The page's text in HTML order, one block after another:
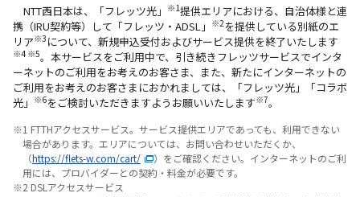
NTT西日本は、「フレッツ光」 ※1提供エリアにおける、自治体様と連
携（IRU契約等）して「フレッツ・ADSL」 ※2 を提供している別紙のエ
リア※3 について、新規申込受付およびサービス提供を終了いたします
※4 ※5。本サービスをご利用中で、引き続きフレッツサービスでインタ
ーネットのご利用をお考えのお客さま、また、新たにインターネットの
ご利用をお考えのお客さまにおかれましては、「フレッツ光」「コラボ
光」 ※6をご検討いただきますようお願いいたします※7。
※1 FTTHアクセスサービス。サービス提供エリアであっても、利用できない
場合があります。エリアについては、お問い合わせいただくか、
（https://flets-w.com/cart/
）をご確認ください。インターネットのご利
用には、プロバイダーとの契約・料金が必要です。
※2 DSLアクセスサービス